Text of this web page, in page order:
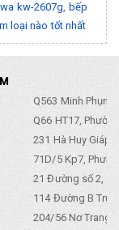
kw-2607g, bếp
loại nào tốt nhất
Q563 Minh
Q66 HT17,
231 Hà Huy Giáp,
71D/5 Kp7,
21 Đường số 2,
114 Đường B
204/56 Nơ Trang